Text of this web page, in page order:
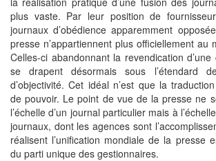
plus vaste. Par leur position de
journaux d’obédience apparemment
presse n’appartiennent plus officiellement au
Celles-ci abandonnant la revendication
se drapent désormais sous l’étendard
d’objectivité. Cet idéal n’est que la
de pouvoir. Le point de vue de la presse ne
l’échelle d’un journal particulier mais à
journaux, dont les agences sont
réalisent l’unification mondiale de la presse
du parti unique des gestionnaires.